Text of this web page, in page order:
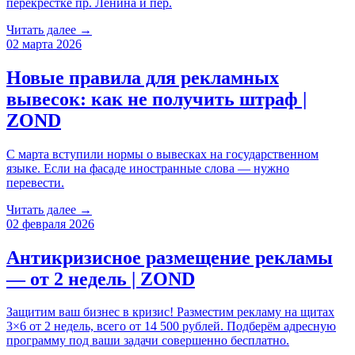
Читать далее →
02 марта 2026
Новые правила для рекламных
вывесок: как не получить штраф |
ZOND
С марта вступили нормы о вывесках на государственном
языке. Если на фасаде иностранные слова — нужно
перевести.
Читать далее →
02 февраля 2026
Антикризисное размещение рекламы
— от 2 недель | ZOND
Защитим ваш бизнес в кризис! Разместим рекламу на щитах
3×6 от 2 недель, всего от 14 500 рублей. Подберём адресную
программу под ваши задачи совершенно бесплатно.